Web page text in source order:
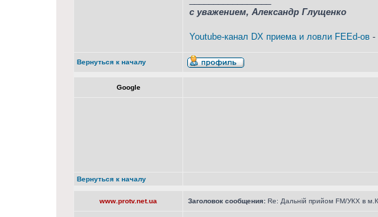
с уважением, Александр Глущенко
Youtube-канал DX приема и ловли FEEd-ов -
Вернуться к началу
Google
Вернуться к началу
www.protv.net.ua Заголовок сообщения: Re: Дальній прийом FM/УКХ в